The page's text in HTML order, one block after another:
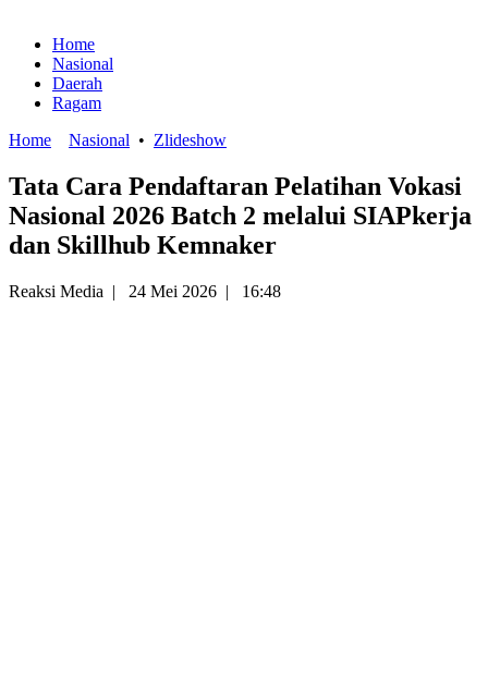
Home
Nasional
Daerah
Ragam
Home
Nasional • Zlideshow
Tata Cara Pendaftaran Pelatihan Vokasi
Nasional 2026 Batch 2 melalui SIAPkerja
dan Skillhub Kemnaker
Reaksi Media | 24 Mei 2026 | 16:48